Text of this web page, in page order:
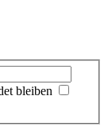
bleiben